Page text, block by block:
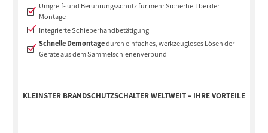
Umgreif- und Berührungsschutz für mehr Sicherheit bei der
Montage
Integrierte Schieberhandbetätigung
Schnelle Demontagedurch einfaches, werkzeugloses Lösen der
Geräte aus dem Sammelschienenverbund
KLEINSTER BRANDSCHUTZSCHALTER WELTWEIT – IHRE VORTEILE